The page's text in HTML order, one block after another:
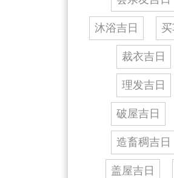
沐浴吉日 买
裁衣吉日
理发吉日
破屋吉日
造畜稠吉日
盖屋吉日